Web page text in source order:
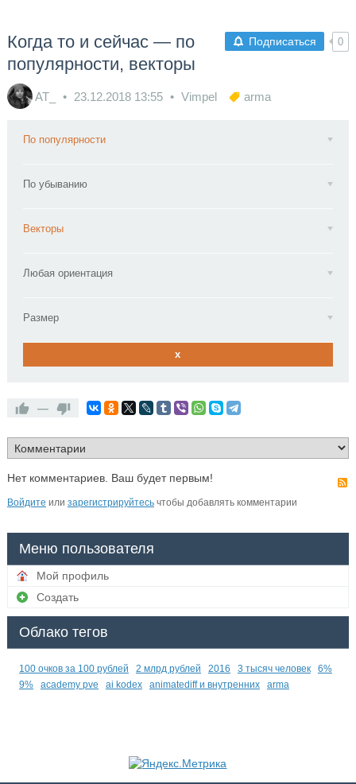
Подписаться 0
Когда то и сейчас — по
популярности, векторы
AT_ 23.12.2018 13:55 Vimpel arma
По популярности
По убыванию
Векторы
Любая ориентация
Размер
x
—
Нет комментариев. Ваш будет первым!
Войдите или зарегистрируйтесьчтобы добавлять комментарии
Меню пользователя
Мой профиль
Создать
Облако тегов
100 очков за 100 рублей 2 млрд рублей 2016 3 тысяч человек
6%
9%
academy pve ai kodex animatediff и внутренних arma